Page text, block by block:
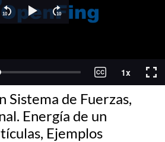
Sistema de Fuerzas,
Energía de un
Ejemplos